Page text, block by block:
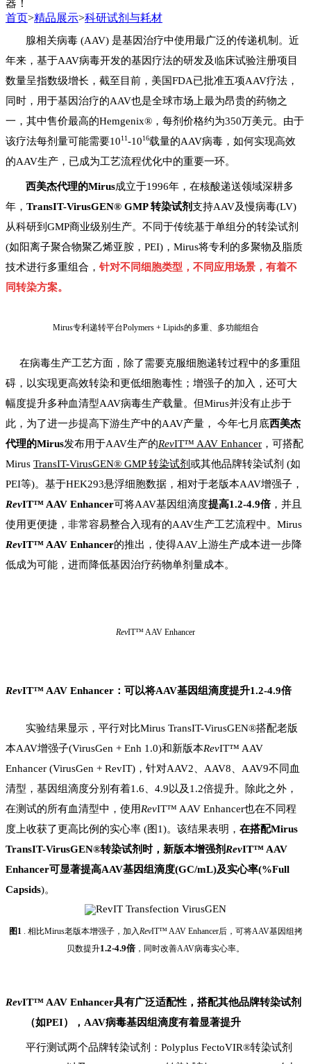
器！
首页>精品展示>科研试剂与耗材
腺相关病毒 (AAV) 是基因治疗中使用最广泛的传递机制 。近
年来，基于AAV病毒开发的基因疗法的研发及临床试验注册项目
数量呈指数级增长 ， 截至目前 ，美国FDA已批准五项AAV疗法，
同时，用于基因治疗的AAV也是全球市场上最为昂贵的药物之
一 ，其中售价最高的Hemgenix®，每剂价格约为350万美元。由于
该疗法每剂量可能需要1011-1016载量的AAV病毒 ，如何实现高效
的AAV生产，已成为工艺流程优化中的重要一环。
西美杰代理的Mirus成立于1996年，在核酸递送领域深耕多
年， TransIT-VirusGEN® GMP 转染试剂支持AAV及慢病毒(LV)
从科研到GMP商业级别生产。不同于传统基于单组分的转染试剂
(如阳离子聚合物聚乙烯亚胺，PEI) ，Mirus将专利 的多聚物及脂质
技术进行多重组合， 针对不同细胞类型，不同 应用场景，有着不
同转染方案。
Mirus专利递转平台Polymers + Lipids的多重、多功能组合
在病毒生产工艺方面，除了需要克服细胞递转过程中的多重阻
碍，以实现更高效转染和更低细胞毒性 ；增强子的加入， 还可大
幅度提升多种血清型AAV病毒生产载量。 但Mirus并没有止步于
此，为了进一步提高下游生产中的AAV产量， 今年七月底西美杰
代理的Mirus发布用于AAV生产的RevIT™ AAV Enhancer ，可搭配
Mirus TransIT-VirusGEN® GMP 转染试剂或其他品牌转染试剂 (如
PEI等)。基于HEK293悬浮细胞数据， 相对于老版本AAV增强子 ，
RevIT™ AAV Enhancer可将AAV基因组滴度提高1.2-4.9倍 ，并且
使用更便捷，非常容易整合 入现有的AAV生产工艺流程中。 Mirus
RevIT™ AAV Enhancer的推出，使得AAV 上游生产成本进一步降
低成为可能， 进而降低基因治疗药物单剂量成本。
RevIT™AAV Enhancer
RevIT™ AAV Enhancer：可以将AAV基因组滴度提升1.2-4.9倍
实验结果显示， 平行对比Mirus TransIT-VirusGEN®搭配老版
本AAV增强子(VirusGen + Enh 1.0)和新版本RevIT™ AAV
Enhancer (VirusGen + RevIT) ，针对AAV2、AAV8、AAV9不同血
清型， 基因组滴度分别有着1 .6 、4.9以及1 .2倍提升。 除此之外，
在测试的所有血清型中，使用RevIT™ AAV Enhancer也在不同程
度上收获了更高比例的实心率 (图1)。 该结果表明 ， 在搭配Mirus
TransIT-VirusGEN®转染试剂时， 新版本增强剂 RevIT™ AAV
Enhancer可显著提高AAV基因组滴度(GC/mL)及实心率(%Full
Capsids)。
图1. 相比Mirus老版本增强子， 加入RevIT™ AAV Enhancer后， 可将AAV基因组拷
贝数提升1.2-4.9倍 ，同时改善AAV病毒实心率。
RevIT™ AAV Enhancer具有广泛适配性， 搭配其他品牌转染试剂
（如PEI） ，AAV病毒基因组滴度有着显著提升
平行测试两个品牌转染试剂：Polyplus FectoVIR®转染试剂